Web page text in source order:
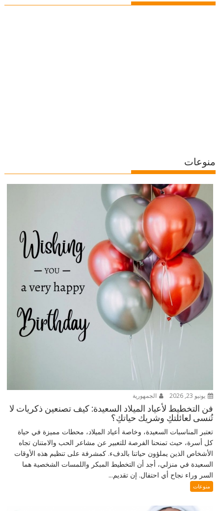
منوعات
يونيو 23, 2026 الجمهورية
فن التخطيط لأعياد الميلاد السعيدة: كيف تصنعين ذكريات لا
تُنسى لعائلتكِ وشريك حياتكِ؟
تعتبر المناسبات السعيدة، وخاصة أعياد الميلاد، محطات مميزة في حياة
كل أسرة، حيث تمنحنا الفرصة للتعبير عن مشاعر الحب والامتنان تجاه
الأشخاص الذين يملؤون حياتنا بالدفء. كمشرفة على تنظيم هذه الأوقات
السعيدة في منزلي، أجد أن التخطيط المبكر واللمسات الشخصية هما
السر وراء نجاح أي احتفال. إن تقديم...
منوعات